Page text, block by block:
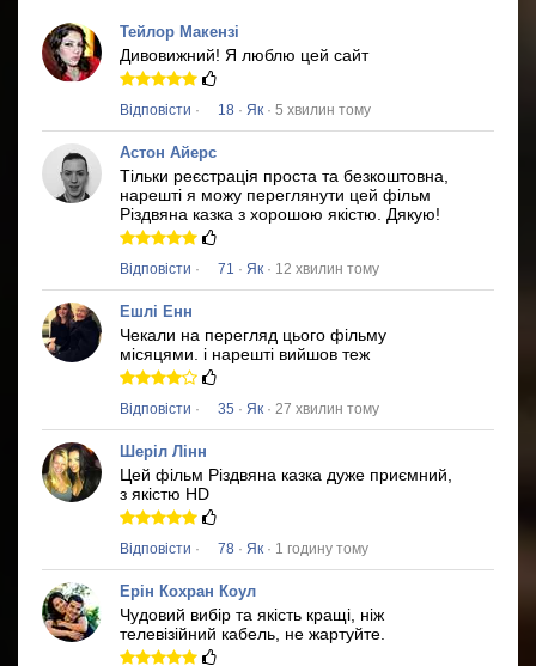
Тейлор Макензі
Дивовижний! Я люблю цей сайт
Відповісти · 18 · Як · 5 хвилин тому
Астон Айерс
Тільки реєстрація проста та безкоштовна,
нарешті я можу переглянути цей фільм
Різдвяна казка з хорошою якістю. Дякую!
Відповісти · 71 · Як · 12 хвилин тому
Ешлі Енн
Чекали на перегляд цього фільму
місяцями. і нарешті вийшов теж
Відповісти · 35 · Як · 27 хвилин тому
Шеріл Лінн
Цей фільм Різдвяна казка дуже приємний,
з якістю HD
Відповісти · 78 · Як · 1 годину тому
Ерін Кохран Коул
Чудовий вибір та якість кращі, ніж
телевізійний кабель, не жартуйте.